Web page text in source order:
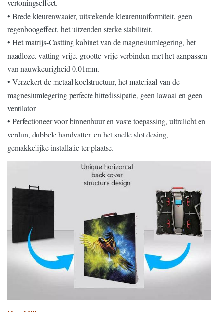
vertoningseffect.
• Brede kleurenwaaier, uitstekende kleurenuniformiteit, geen
regenboogeffect, het uitzenden sterke stabiliteit.
• Het matrijs-Castting kabinet van de magnesiumlegering, het
naadloze, vatting-vrije, grootte-vrije verbinden met het aanpassen
van nauwkeurigheid 0.01mm.
• Verzekert de metaal koelstructuur, het materiaal van de
magnesiumlegering perfecte hittedissipatie, geen lawaai en geen
ventilator.
• Perfectioneer voor binnenhuur en vaste toepassing, ultralicht en
verdun, dubbele handvatten en het snelle slot desing,
gemakkelijke installatie ter plaatse.